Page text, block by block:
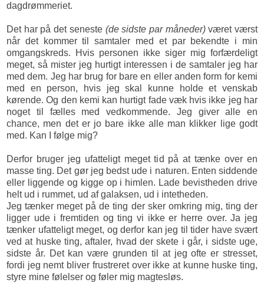
dagdrømmeriet.
Det har på det seneste (de sidste par måneder)været værst
når det kommer til samtaler med et par bekendte i min
omgangskreds. Hvis personen ikke siger mig forfærdeligt
meget, så mister jeg hurtigt interessen i de samtaler jeg har
med dem. Jeg har brug for bare en eller anden form for kemi
med en person, hvis jeg skal kunne holde et venskab
kørende. Og den kemi kan hurtigt fade væk hvis ikke jeg har
noget til fælles med vedkommende. Jeg giver alle en
chance, men det er jo bare ikke alle man klikker lige godt
med. Kan I følge mig?
Derfor bruger jeg ufatteligt meget tid på at tænke over en
masse ting. Det gør jeg bedst ude i naturen. Enten siddende
eller liggende og kigge op i himlen. Lade bevistheden drive
helt ud i rummet, ud af galaksen, ud i intetheden.
Jeg tænker meget på de ting der sker omkring mig, ting der
ligger ude i fremtiden og ting vi ikke er herre over. Ja jeg
tænker ufatteligt meget, og derfor kan jeg til tider have svært
ved at huske ting, aftaler, hvad der skete i går, i sidste uge,
sidste år. Det kan være grunden til at jeg ofte er stresset,
fordi jeg nemt bliver frustreret over ikke at kunne huske ting,
styre mine følelser og føler mig magtesløs.